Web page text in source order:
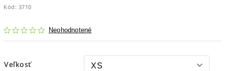
Kód: 3710
Neohodnotené
Veľkosť